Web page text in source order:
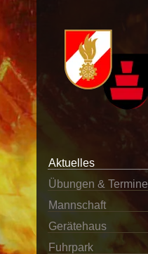
Aktuelles
Übungen & Termine
Mannschaft
Gerätehaus
Fuhrpark